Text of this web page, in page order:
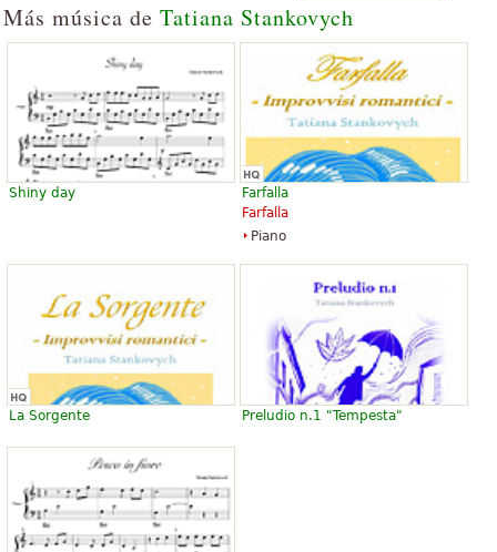
Más música de Tatiana Stankovych
Shiny day
Farfalla
Farfalla
Piano
La Sorgente Preludio n.1 "Tempesta"